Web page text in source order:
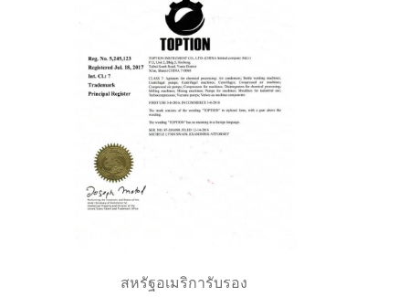
สหรัฐอเมริการับรอง